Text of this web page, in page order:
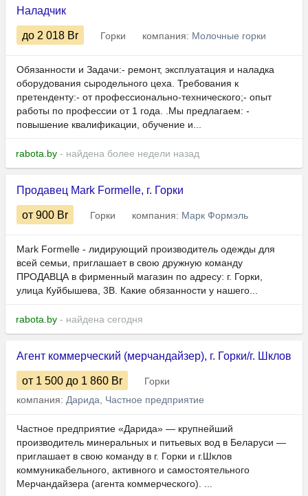
Наладчик
до 2 018 Br Горки компания: Молочные горки
Обязанности и Задачи:- ремонт, эксплуатация и наладка
оборудования сыродельного цеха. Требования к
претенденту:- от профессионально-технического;- опыт
работы по профессии от 1 года. .Мы предлагаем: -
повышение квалификации, обучение и...
rabota.by - найдена более недели назад
Продавец Mark Formelle, г. Горки
от 900 Br Горки компания: Марк Формэль
Mark Formelle - лидирующий производитель одежды для
всей семьи, приглашает в свою дружную команду
ПРОДАВЦА в фирменный магазин по адресу: г. Горки,
улица Куйбышева, 3В. Какие обязанности у нашего...
rabota.by - найдена сегодня
Агент коммерческий (мерчандайзер), г. Горки/г. Шклов
от 1 500 до 1 860 Br
Горки
компания: Дарида, Частное предприятие
Частное предприятие «Дарида» — крупнейший
производитель минеральных и питьевых вод в Беларуси —
приглашает в свою команду в г. Горки и г.Шклов
коммуникабельного, активного и самостоятельного
Мерчандайзера (агента коммерческого). ...